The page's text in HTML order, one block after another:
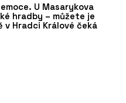
U Masarykova
hradby – můžete je
Hradci Králové čeká